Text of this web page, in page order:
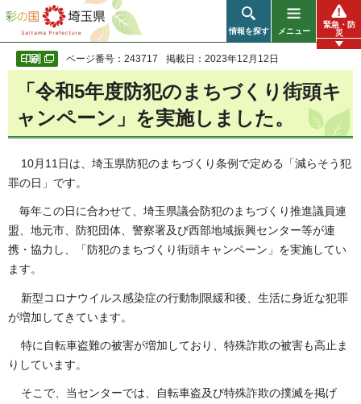
彩の国 埼玉県
情報を探す メニュー
緊急・防
災
ページ番号：243717 掲載日：2023年12月12日
「令和5年度防犯のまちづくり街頭キ
ャンペーン」を実施しました。
10月11日は、埼玉県防犯のまちづくり条例で定める「減らそう犯
罪の日」です。
毎年この日に合わせて、埼玉県議会防犯のまちづくり推進議員連
盟、地元市、防犯団体、警察署及び西部地域振興センター等が連
携・協力し、「防犯のまちづくり街頭キャンペーン」を実施してい
ます。
新型コロナウイルス感染症の行動制限緩和後、生活に身近な犯罪
が増加してきています。
特に自転車盗難の被害が増加しており、特殊詐欺の被害も高止ま
りしています。
そこで、当センターでは、自転車盗及び特殊詐欺の撲滅を掲げ